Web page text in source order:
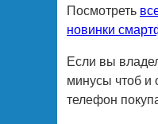
Посмотреть
новинки
Если вы
минусы чтоб и
телефон